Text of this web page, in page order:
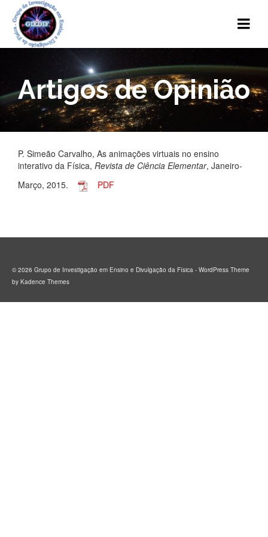
Artigos de Opinião
P. Simeão Carvalho, As animações virtuais no ensino
interativo da Física, Revista de Ciência Elementar, Janeiro-
Março, 2015.
PDF
© 2026 Grupo de Investigação em Ensino e Divulgação da Física - WordPress Theme
by Kadence Themes